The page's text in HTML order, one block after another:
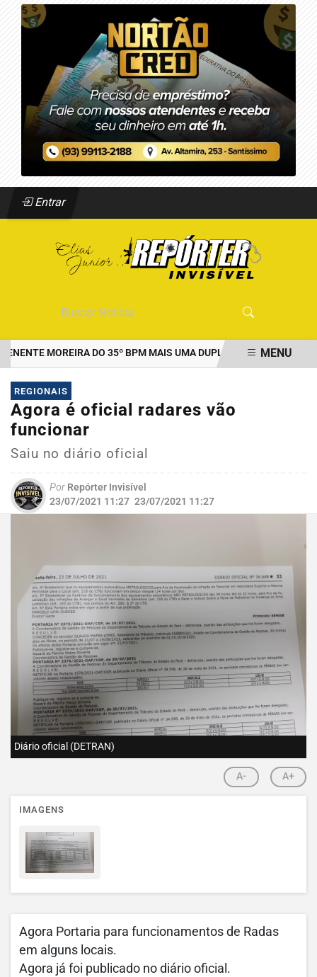
Entrar
MOREIRA DO 35º BPM MAIS UMA DUPLA PRESA POR TRÁFICO
EM ALTA
MENU
REGIONAIS
Agora é oficial radares vão
funcionar
Saiu no diário oficial
Por Repórter Invisível
23/07/2021 11:27 23/07/2021 11:27
Diário oficial (DETRAN)
A- A+
IMAGENS
Agora Portaria para funcionamentos de Radas
em alguns locais.
Agora já foi publicado no diário oficial.